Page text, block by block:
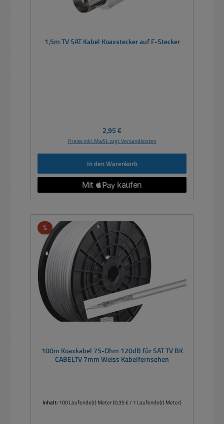
1,5m TV SAT Kabel Koaxstecker auf F-Stecker
Regulärer Preis:
2,95 €
Preise inkl. MwSt. zzgl. Versandkosten
In den Warenkorb
%Rabatt
100m Koaxkabel 75-Ohm 120dB für SAT TV BK
CABELTV 7mm Weiss Kabelfernsehen
Inhalt: 100 Laufende(r) Meter(0,35 € / 1 Laufende(r) Meter)